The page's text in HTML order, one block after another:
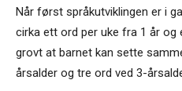
Når først språkutviklingen er i
cirka ett ord per uke fra 1 år og
grovt at barnet kan sette
årsalder og tre ord ved 3-